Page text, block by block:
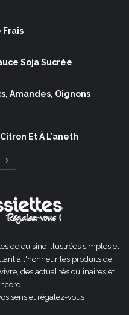
Frais
Soja Sucrée
Amandes, Oignons
Et À L’aneth
Page
de cuisine illustrées simples et
à l'honneur les produits de
des actualités culinaires et
...
sens et régalez-vous !